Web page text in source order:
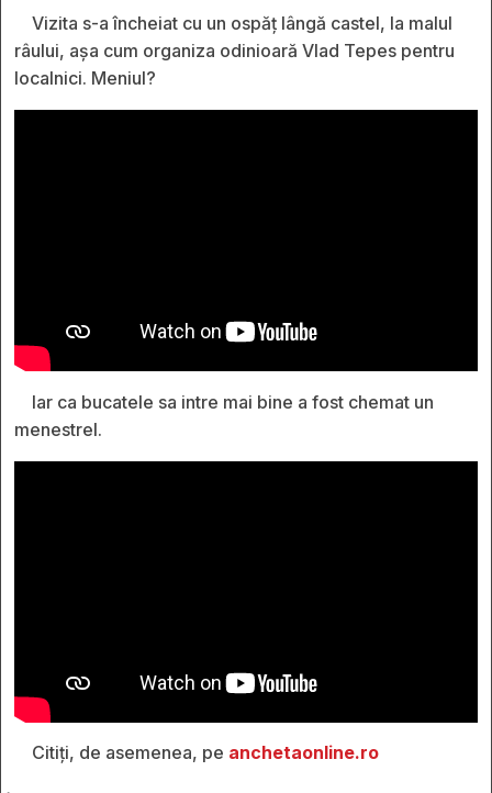
Vizita s-a încheiat cu un ospăț lângă castel, la malul
râului, așa cum organiza odinioară Vlad Tepes pentru
localnici. Meniul?
Iar ca bucatele sa intre mai bine a fost chemat un
menestrel.
Citiți, de asemenea, pe anchetaonline.ro